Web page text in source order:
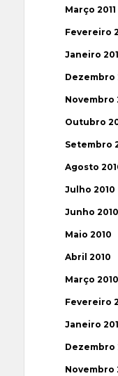
Março 2011
Fevereiro
Janeiro
Dezembro
Novembro
Outubro
Setembro
Agosto
Julho 2010
Junho 2010
Maio 2010
Abril 2010
Março 2010
Fevereiro
Janeiro
Dezembro
Novembro